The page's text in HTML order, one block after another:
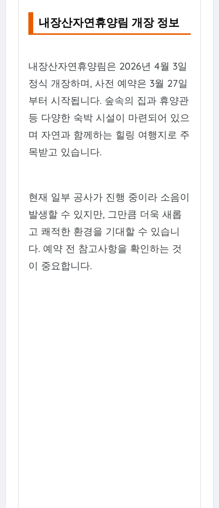
내장산자연휴양림 개장 정보
내장산자연휴양림은 2026년 4월 3일
정식 개장하며, 사전 예약은 3월 27일
부터 시작됩니다. 숲속의 집과 휴양관
등 다양한 숙박 시설이 마련되어 있으
며 자연과 함께하는 힐링 여행지로 주
목받고 있습니다.
현재 일부 공사가 진행 중이라 소음이
발생할 수 있지만, 그만큼 더욱 새롭
고 쾌적한 환경을 기대할 수 있습니
다. 예약 전 참고사항을 확인하는 것
이 중요합니다.